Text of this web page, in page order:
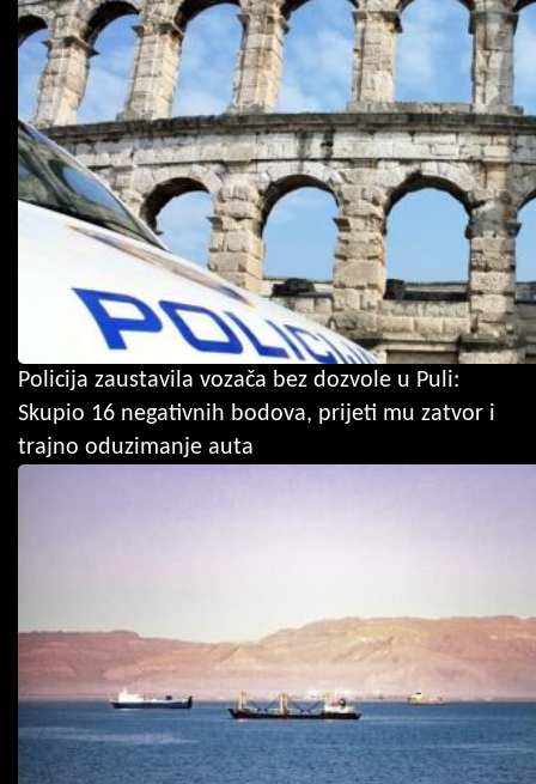
Policija zaustavila vozača bez dozvole u Puli:
Skupio 16 negativnih bodova, prijeti mu zatvor i
trajno oduzimanje auta